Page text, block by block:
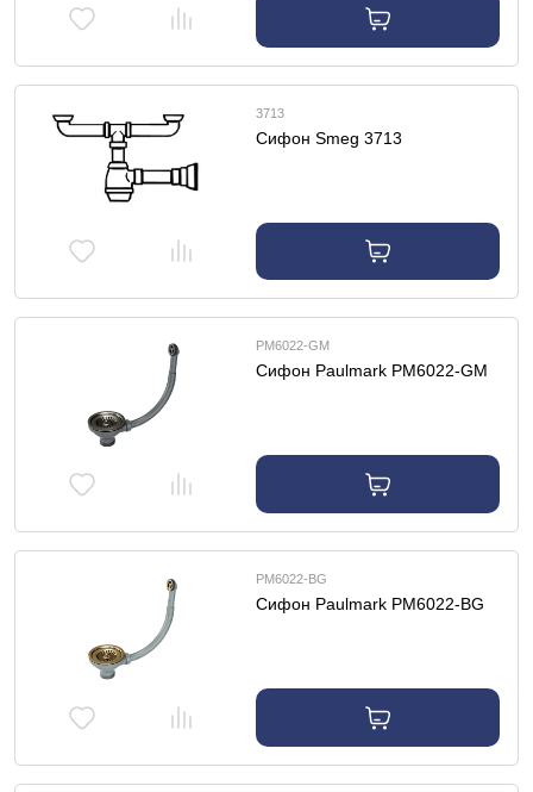
3713
Сифон Smeg 3713
PM6022-GM
Сифон Paulmark PM6022-GM
PM6022-BG
Сифон Paulmark PM6022-BG